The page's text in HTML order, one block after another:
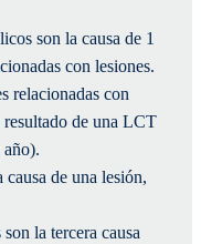
son la causa de 1
con lesiones.
relacionadas con
resultado de una LCT
causa de una lesión,
la tercera causa